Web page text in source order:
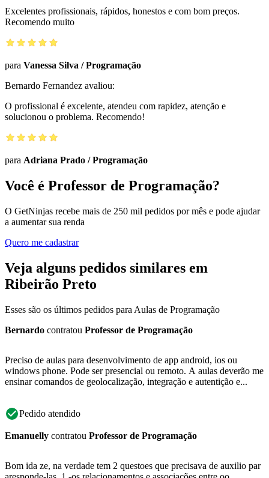
Excelentes profissionais, rápidos, honestos e com bom preços.
Recomendo muito
para Vanessa Silva /Programação
Bernardo Fernandez avaliou:
O profissional é excelente, atendeu com rapidez, atenção e
solucionou o problema. Recomendo!
para Adriana Prado /Programação
Você é Professor de Programação?
O GetNinjas recebe mais de 250 mil pedidos por mês e pode ajudar
a aumentar sua renda
Quero me cadastrar
Veja alguns pedidos similares em
Ribeirão Preto
Esses são os últimos pedidos para Aulas de Programação
Bernardo contratou Professor de Programação
Preciso de aulas para desenvolvimento de app android, ios ou
windows phone. Pode ser presencial ou remoto. A aulas deverão me
ensinar comandos de geolocalização, integração e autentição e...
Pedido atendido
Emanuelly contratou Professor de Programação
Bom ida ze, na verdade tem 2 questoes que precisava de auxilio par